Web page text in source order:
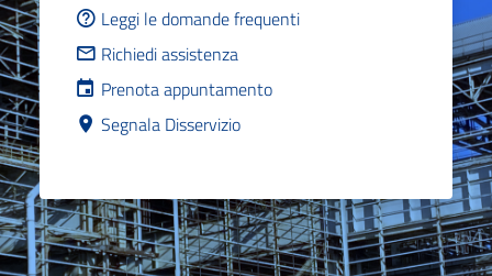
Leggi le domande frequenti
Richiedi assistenza
Prenota appuntamento
Segnala Disservizio